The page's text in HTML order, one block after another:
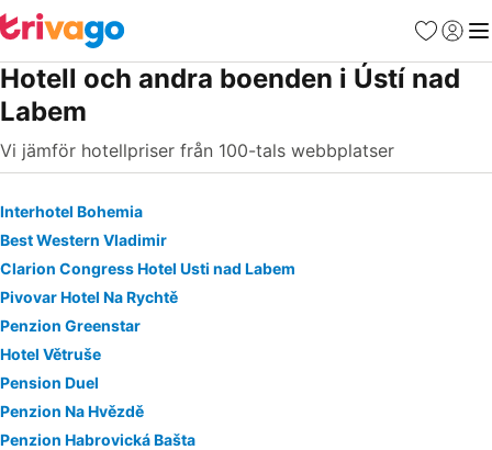
Favoriter
Logga
Hotell och andra boenden i Ústí nad
Labem
Vi jämför hotellpriser från 100-tals webbplatser
Interhotel Bohemia
Best Western Vladimir
Clarion Congress Hotel Usti nad Labem
Pivovar Hotel Na Rychtě
Penzion Greenstar
Hotel Větruše
Pension Duel
Penzion Na Hvězdě
Penzion Habrovická Bašta